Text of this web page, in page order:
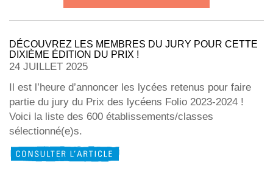
DÉCOUVREZ LES MEMBRES DU JURY POUR CETTE
DIXIÈME ÉDITION DU PRIX !
24 JUILLET 2025
Il est l’heure d’annoncer les lycées retenus pour faire
partie du jury du Prix des lycéens Folio 2023-2024 !
Voici la liste des 600 établissements/classes
sélectionné(e)s.